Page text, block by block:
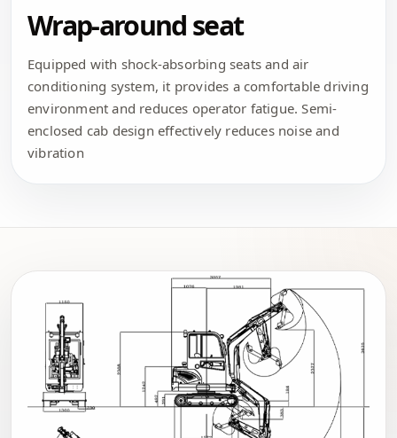
Wrap-around seat
Equipped with shock-absorbing seats and air
conditioning system, it provides a comfortable driving
environment and reduces operator fatigue. Semi-
enclosed cab design effectively reduces noise and
vibration